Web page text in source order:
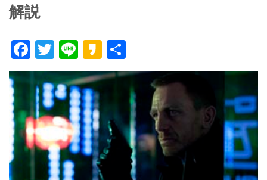
解説
F
ac
e
b
o
o
T
w
itt
er
Li
n
e
K
a
k
a
o
有